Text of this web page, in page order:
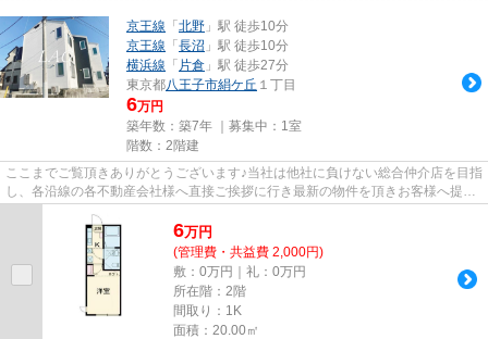
京王線 「 北野 」駅 徒歩10分
京王線 「 長沼 」駅 徒歩10分
横浜線 「 片倉 」駅 徒歩27分
東京都八王子市絹ケ丘 １丁目
6万円
築年数：築7年 ｜募集中： 1室
階数：2階建
ここまでご覧頂きありがとうございます♪当社は他社に負けない総合仲介店を目指
し、各沿線の各不動産会社様へ直接ご挨拶に行き最新の物件を頂きお客様へ提供
6万円
(管理費・共益費 2,000円)
敷：0万円｜礼：0万円
所在階：2階
間取り：1K
面積：20.00㎡